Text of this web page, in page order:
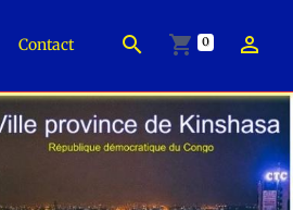
Contact 0